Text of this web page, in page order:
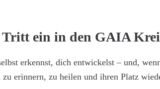
Tritt ein in den GAIA
erkennst, dich entwickelst – und,
erinnern, zu heilen und ihren Platz